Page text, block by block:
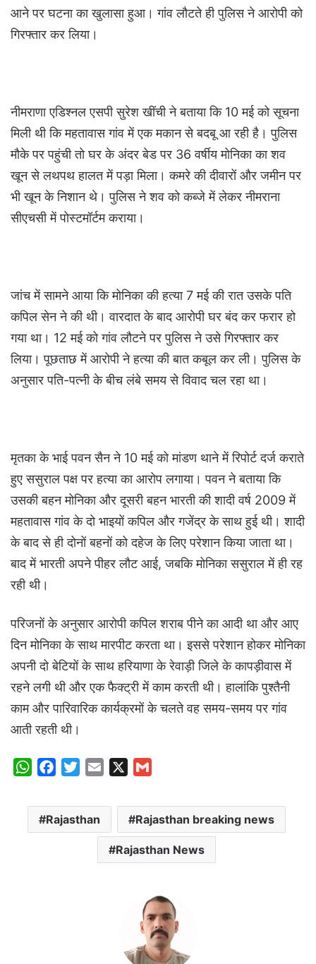
आने पर घटना का खुलासा हुआ। गांव लौटते ही पुलिस ने आरोपी को
गिरफ्तार कर लिया।
नीमराणा एडिश्नल एसपी सुरेश खींची ने बताया कि 10 मई को सूचना
मिली थी कि महतावास गांव में एक मकान से बदबू आ रही है। पुलिस
मौके पर पहुंची तो घर के अंदर बेड पर 36 वर्षीय मोनिका का शव
खून से लथपथ हालत में पड़ा मिला। कमरे की दीवारों और जमीन पर
भी खून के निशान थे। पुलिस ने शव को कब्जे में लेकर नीमराना
सीएचसी में पोस्टमॉर्टम कराया।
जांच में सामने आया कि मोनिका की हत्या 7 मई की रात उसके पति
कपिल सेन ने की थी। वारदात के बाद आरोपी घर बंद कर फरार हो
गया था। 12 मई को गांव लौटने पर पुलिस ने उसे गिरफ्तार कर
लिया। पूछताछ में आरोपी ने हत्या की बात कबूल कर ली। पुलिस के
अनुसार पति-पत्नी के बीच लंबे समय से विवाद चल रहा था।
मृतका के भाई पवन सैन ने 10 मई को मांडण थाने में रिपोर्ट दर्ज कराते
हुए ससुराल पक्ष पर हत्या का आरोप लगाया। पवन ने बताया कि
उसकी बहन मोनिका और दूसरी बहन भारती की शादी वर्ष 2009 में
महतावास गांव के दो भाइयों कपिल और गजेंद्र के साथ हुई थी। शादी
के बाद से ही दोनों बहनों को दहेज के लिए परेशान किया जाता था।
बाद में भारती अपने पीहर लौट आई, जबकि मोनिका ससुराल में ही रह
रही थी।
परिजनों के अनुसार आरोपी कपिल शराब पीने का आदी था और आए
दिन मोनिका के साथ मारपीट करता था। इससे परेशान होकर मोनिका
अपनी दो बेटियों के साथ हरियाणा के रेवाड़ी जिले के कापड़ीवास में
रहने लगी थी और एक फैक्ट्री में काम करती थी। हालांकि पुश्तैनी
काम और पारिवारिक कार्यक्रमों के चलते वह समय-समय पर गांव
आती रहती थी।
W
a
c
e
i
t
a
l
a
i
l
Rajasthan Rajasthan breaking news
Rajasthan News